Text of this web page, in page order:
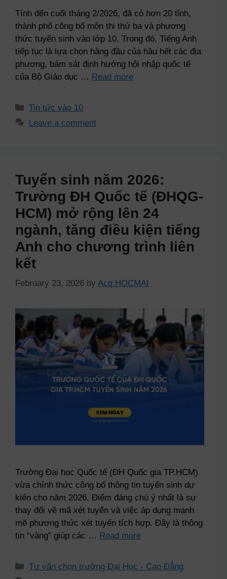
Tính đến cuối tháng 2/2026, đã có hơn 20 tỉnh,
thành phố công bố môn thi thứ ba và phương
thức tuyển sinh vào lớp 10. Trong đó, Tiếng Anh
tiếp tục là lựa chọn hàng đầu của hầu hết các địa
phương, bám sát định hướng hội nhập quốc tế
của Bộ Giáo dục … Read more
Tin tức vào 10
Leave a comment
Tuyển sinh năm 2026:
Trường ĐH Quốc tế (ĐHQG-
HCM) mở rộng lên 24
ngành, tăng điều kiện tiếng
Anh cho chương trình liên
kết
February 23, 2026 by Acq HOCMAI
Trường Đại học Quốc tế (ĐH Quốc gia TP.HCM)
vừa chính thức công bố thông tin tuyển sinh dự
kiến cho năm 2026. Điểm đáng chú ý nhất là sự
thay đổi về mã xét tuyển và việc áp dụng mạnh
mẽ phương thức xét tuyển tích hợp. Đây là thông
tin “vàng” giúp các … Read more
Tư vấn chọn trường Đại Học - Cao Đẳng